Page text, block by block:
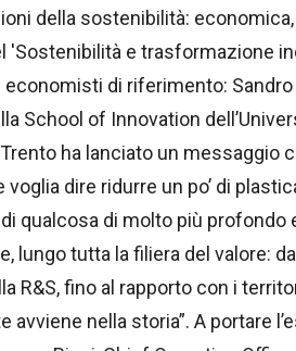
della sostenibilità:
'Sostenibilità e trasformazione
di riferimento: Sandro
School of Innovation
ha lanciato un messaggio
dire ridurre un po’ di
qualcosa di molto più profondo
lungo tutta la filiera del valore:
R&S, fino al rapporto con i
nella storia”. A portare